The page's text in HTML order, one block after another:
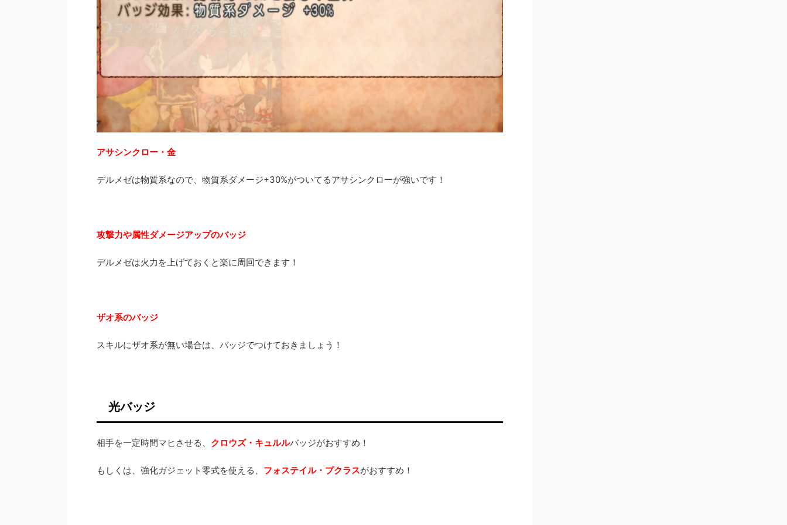
アサシンクロー・金
デルメゼは物質系なので、物質系ダメージ+30%がついてるアサシンクローが強いです！
攻撃力や属性ダメージアップのバッジ
デルメゼは火力を上げておくと楽に周回できます！
ザオ系のバッジ
スキルにザオ系が無い場合は、バッジでつけておきましょう！
光バッジ
相手を一定時間マヒさせる、 クロウズ・キュルルバッジがおすすめ！
もしくは、強化ガジェット零式を使える、 フォステイル・プクラスがおすすめ！